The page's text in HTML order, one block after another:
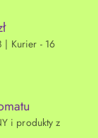
| Kurier - 16
i produkty z